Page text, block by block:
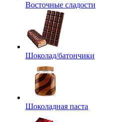
Восточные сладости
Шоколад/батончики
Шоколадная паста